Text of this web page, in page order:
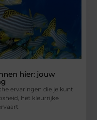
hier: jouw
ervaringen die je kunt
het kleurrijke